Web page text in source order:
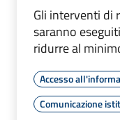
Gli interventi di
saranno
ridurre al
Accesso
Comunicazione